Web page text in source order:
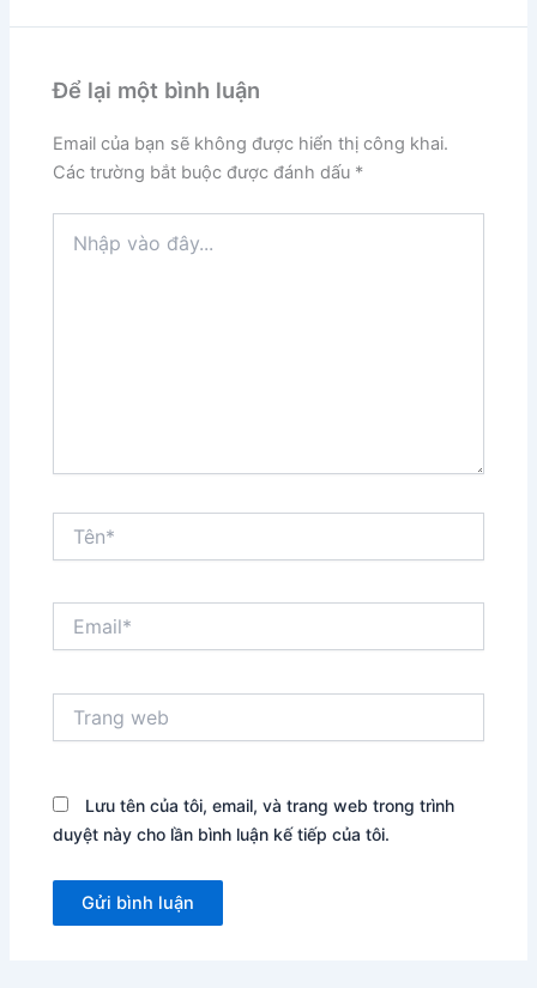
Để lại một bình luận
Email của bạn sẽ không được hiển thị công khai.
Các trường bắt buộc được đánh dấu *
vào
web
Lưu tên của tôi, email, và trang web trong trình
duyệt này cho lần bình luận kế tiếp của tôi.